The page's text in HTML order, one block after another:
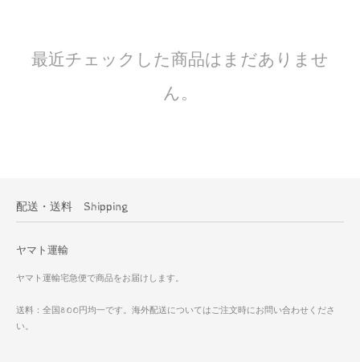
最近チェックした商品はまだありませ
ん。
配送・送料 Shipping
ヤマト運輸
ヤマト運輸宅急便で商品をお届けします。
送料：全国800円均一です。海外配送についてはご注文時にお問い合わせくださ
い。